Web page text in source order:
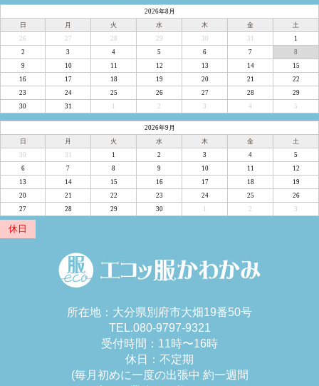
2026年8月
日
月 火 水 木 金
土
26
27 28 29 30 31
1
2
3 4 5 6 7
8
9
10 11 12 13 14
15
16
17 18 19 20 21
22
23
24 25 26 27 28
29
30
31 1 2 3 4 5
2026年9月
日
月 火 水 木 金
土
30
31 1 2 3 4
5
6
7 8 9 10 11
12
13
14 15 16 17 18
19
20
21 22 23 24 25
26
27
28 29 30 1 2 3
休日
所在地：大分県別府市大畑19番50号
TEL.080-9797-9321
受付時間：11時〜16時
休日：不定期
(毎月初めに一度の出張中 約一週間